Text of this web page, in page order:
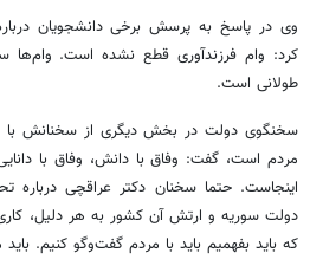
وی در پاسخ به پرسش برخی دانشجویان
کرد: وام فرزندآوری قطع نشده است. وام‌ها
طولانی است.
سخنگوی دولت در بخش دیگری از سخنانش با
مردم است، گفت: وفاق با دانش، وفاق با
اینجاست. حتما سخنان دکتر عراقچی درباره
دولت سوریه و ارتش آن کشور به هر دلیل، کاری
که باید بفهمیم باید با مردم گفت‌وگو کنیم.